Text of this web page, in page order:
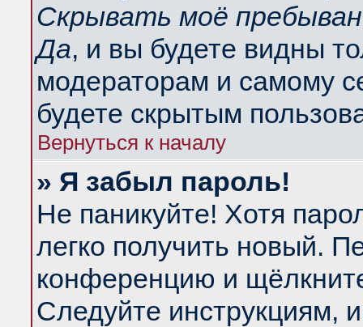
Скрывать моё
Да, и вы будете видны
модераторам и самому
будете скрытым
Вернуться к началу
» Я забыл пароль!
Не паникуйте! Хотя
легко получить новый.
конференцию и
Следуйте инструкциям,